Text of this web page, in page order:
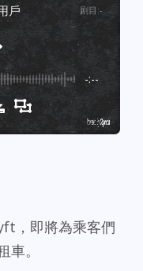
戶 剧目 :-
-:--
GSpeech
，即將為乘客們
。